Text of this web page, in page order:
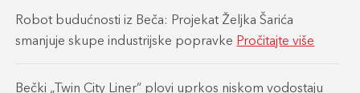
Robot budućnosti iz Beča: Projekat Željka Šarića
smanjuje skupe industrijske popravke Pročitajte više
Bečki „Twin City Liner” plovi uprkos niskom vodostaju